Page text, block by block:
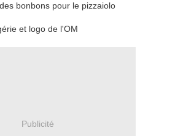
bonbons pour le pizzaiolo
et logo de l'OM
Publicité